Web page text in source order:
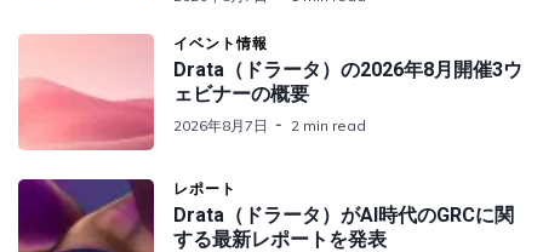
イベント情報
Drata（ドラータ）の2026年8月開催3ウ
ェビナーの概要
2026年8月7日 2 min read
レポート
Drata（ドラータ）がAI時代のGRCに関
する最新レポートを発表